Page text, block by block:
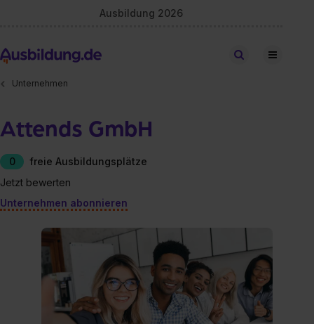
Ausbildung 2026
Stellen finden
Unternehmen
Attends GmbH
0
freie Ausbildungsplätze
Jetzt bewerten
Unternehmen abonnieren